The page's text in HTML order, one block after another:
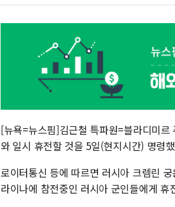
[뉴욕=뉴스핌]김근철 특파원=블라디미
와 일시 휴전할 것을 5일(현지시간) 명령
로이터통신 등에 따르면 러시아 크렘린
라이나에 참전중인 러시아 군인들에게